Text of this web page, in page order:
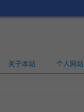
关于本站 个人网站